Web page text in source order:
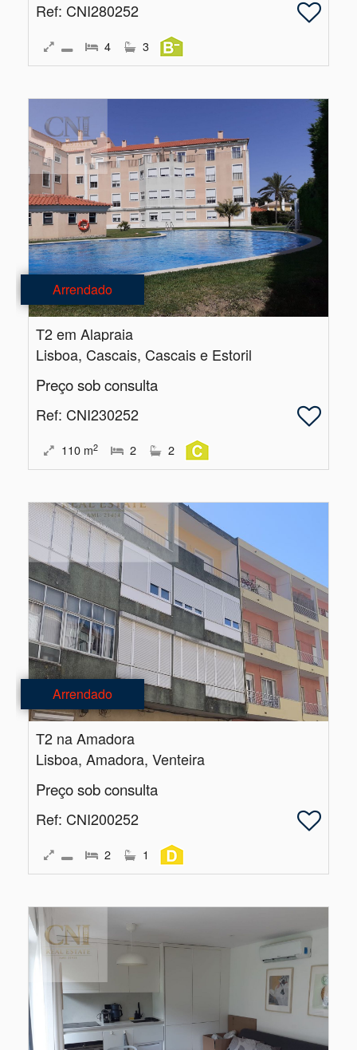
Ref: CNI280252
4 3
Arrendado
T2 em Alapraia
Lisboa, Cascais, Cascais e Estoril
Preço sob consulta
Ref: CNI230252
110 m2 2 2
Arrendado
T2 na Amadora
Lisboa, Amadora, Venteira
Preço sob consulta
Ref: CNI200252
2 1